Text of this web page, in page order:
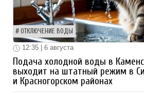
ОТКЛЮЧЕНИЕ ВОДЫ
12:35 | 6 августа
Подача холодной воды в
выходит на штатный режим в
и Красногорском районах